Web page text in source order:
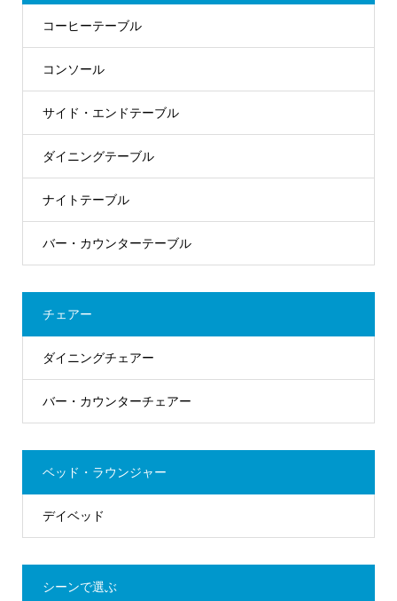
コーヒーテーブル
コンソール
サイド・エンドテーブル
ダイニングテーブル
ナイトテーブル
バー・カウンターテーブル
チェアー
ダイニングチェアー
バー・カウンターチェアー
ベッド・ラウンジャー
デイベッド
シーンで選ぶ